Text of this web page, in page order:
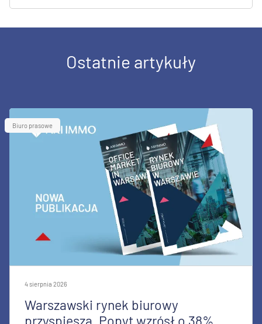
Ostatnie artykuły
Biuro prasowe
4 sierpnia 2026
Warszawski rynek biurowy
przyspiesza. Popyt wzrósł o 38%,